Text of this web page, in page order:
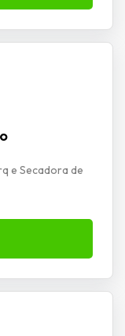
e Secadora de